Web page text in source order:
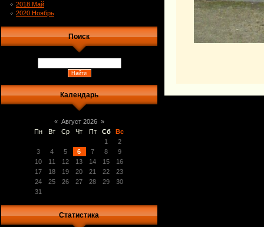
2018 Май
2020 Ноябрь
Поиск
Календарь
« Август 2026 »
Пн
Вт Ср Чт Пт Сб
Вс
1
2
3
4 5 6 7 8
9
10
11 12 13 14 15
16
17
18 19 20 21 22
23
24
25 26 27 28 29
30
31
Статистика